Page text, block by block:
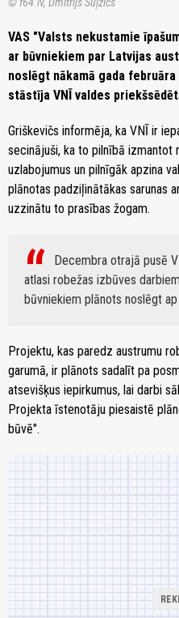
VAS "Valsts nekustamie
ar būvniekiem par Latvijas
noslēgt nākamā gada
stāstīja VNĪ valdes
Griškevičs informēja, ka VNĪ ir
secinājuši, ka to pilnībā
uzlabojumus un pilnīgāk apzina
plānotas padziļinātākas sarunas
uzzinātu to prasības žogam.
Decembra otrajā pusē
atlasi robežas izbūves
būvniekiem plānots noslēgt
Projektu, kas paredz austrumu
garumā, ir plānots sadalīt pa
atsevišķus iepirkumus, lai darbi
Projekta īstenotāju piesaistē
būvē".